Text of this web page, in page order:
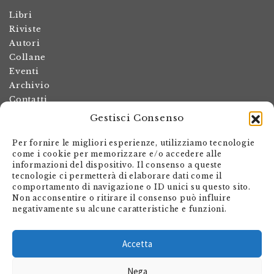
Gestisci Consenso
Per fornire le migliori esperienze, utilizziamo tecnologie
come i cookie per memorizzare e/o accedere alle
informazioni del dispositivo. Il consenso a queste
tecnologie ci permetterà di elaborare dati come il
comportamento di navigazione o ID unici su questo sito.
Non acconsentire o ritirare il consenso può influire
negativamente su alcune caratteristiche e funzioni.
Accetta
Nega
Libri
Riviste
Autori
Collane
Eventi
Archivio
Contatti
Termini e condizioni
Spese di spedizione
Politica dei resi
Informativa sulla privacy
Il mio account
Carrello
Via Giovanni Antonio Orelli 29
Casella postale 563